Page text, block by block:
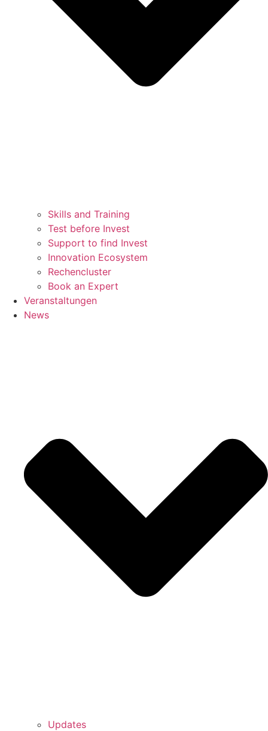
Skills and Training
Test before Invest
Support to find Invest
Innovation Ecosystem
Rechencluster​
Book an Expert
Veranstaltungen
News
Updates